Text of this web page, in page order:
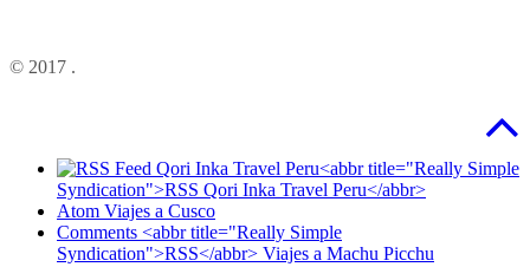
© 2017 .
<abbr title="Really Simple
Syndication">RSS Qori Inka Travel Peru</abbr>
Atom Viajes a Cusco
Comments <abbr title="Really Simple
Syndication">RSS</abbr> Viajes a Machu Picchu